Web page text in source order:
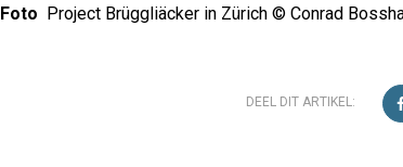
Foto Project Brüggliäcker in Zürich © Conrad
DEEL DIT ARTIKEL: